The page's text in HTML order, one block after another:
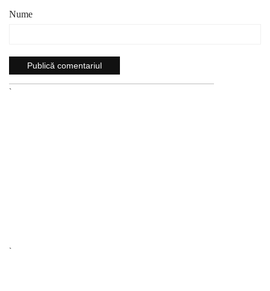
Nume
`
`